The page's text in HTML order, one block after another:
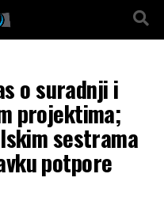
o suradnji i
projektima;
sestrama
potpore